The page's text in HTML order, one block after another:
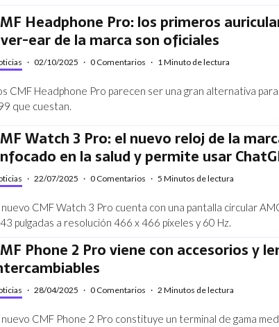
Headphone Pro: los primeros
ear de la marca son oficiales
· 02/10/2025 · 0 Comentarios · 1 Minuto de lectura
CMF Headphone Pro parecen ser una gran alternativa para
que cuestan.
Watch 3 Pro: el nuevo reloj de la
en la salud y permite usar
· 22/07/2025 · 0 Comentarios · 5 Minutos de lectura
nuevo CMF Watch 3 Pro cuenta con una pantalla circular
pulgadas a resolución 466 x 466 píxeles y 60 Hz.
Phone 2 Pro viene con accesorios y
· 28/04/2025 · 0 Comentarios · 2 Minutos de lectura
nuevo CMF Phone 2 Pro constituye un terminal de gama